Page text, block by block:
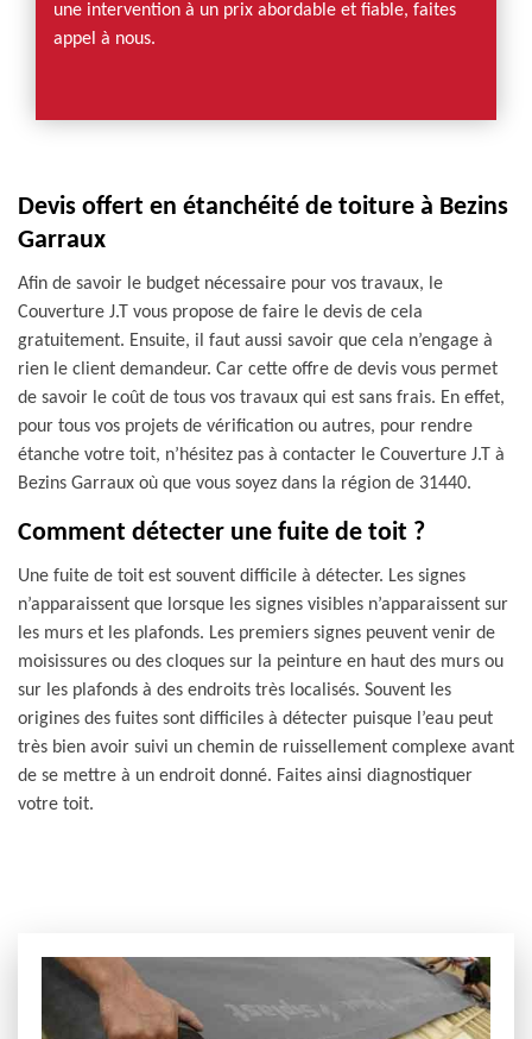
une intervention à un prix abordable et fiable, faites
appel à nous.
Devis offert en étanchéité de toiture à Bezins
Garraux
Afin de savoir le budget nécessaire pour vos travaux, le
Couverture J.T vous propose de faire le devis de cela
gratuitement. Ensuite, il faut aussi savoir que cela n’engage à
rien le client demandeur. Car cette offre de devis vous permet
de savoir le coût de tous vos travaux qui est sans frais. En effet,
pour tous vos projets de vérification ou autres, pour rendre
étanche votre toit, n’hésitez pas à contacter le Couverture J.T à
Bezins Garraux où que vous soyez dans la région de 31440.
Comment détecter une fuite de toit ?
Une fuite de toit est souvent difficile à détecter. Les signes
n’apparaissent que lorsque les signes visibles n’apparaissent sur
les murs et les plafonds. Les premiers signes peuvent venir de
moisissures ou des cloques sur la peinture en haut des murs ou
sur les plafonds à des endroits très localisés. Souvent les
origines des fuites sont difficiles à détecter puisque l’eau peut
très bien avoir suivi un chemin de ruissellement complexe avant
de se mettre à un endroit donné. Faites ainsi diagnostiquer
votre toit.